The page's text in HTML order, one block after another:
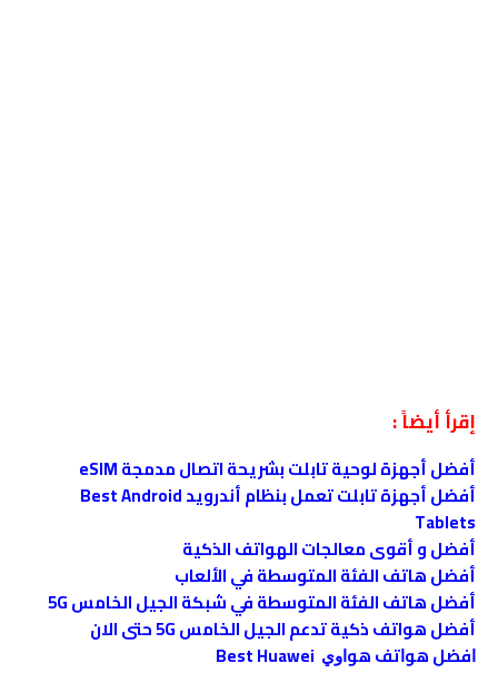
إقرأ أيضاً :
أفضل أجهزة لوحية تابلت بشريحة اتصال مدمجة eSIM
أفضل أجهزة تابلت تعمل بنظام أندرويد Best Android
Tablets
أفضل و أقوى معالجات الهواتف الذكية
أفضل هاتف الفئة المتوسطة في الألعاب
أفضل هاتف الفئة المتوسطة في شبكة الجيل الخامس 5G
أفضل هواتف ذكية تدعم الجيل الخامس 5G حتى الان
ﺍﻓﻀﻞ ﻫﻮﺍﺗﻒ ﻫﻮﺍﻭﻱ Best Huawei